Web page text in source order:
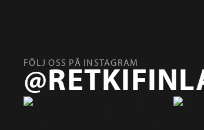
FÖLJ OSS PÅ INSTAGRAM